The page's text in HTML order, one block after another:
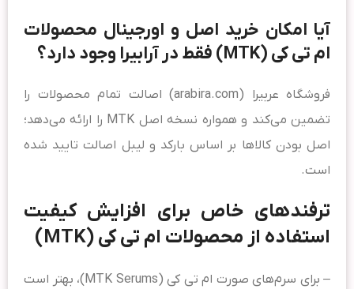
آیا امکان خرید اصل و اورجینال محصولات
ام تی کی (MTK) فقط در آرابیرا وجود دارد؟
فروشگاه عربیرا (arabira.com) اصالت تمام محصولات را
تضمین می‌کند و همواره نسخه اصل MTK را ارائه می‌دهد؛
اصل بودن کالاها بر اساس بارکد و لیبل اصالت تایید شده
است.
ترفندهای خاص برای افزایش کیفیت
استفاده از محصولات ام تی کی (MTK)
– برای سرم‌های صورت ام تی کی (MTK Serums)، بهتر است